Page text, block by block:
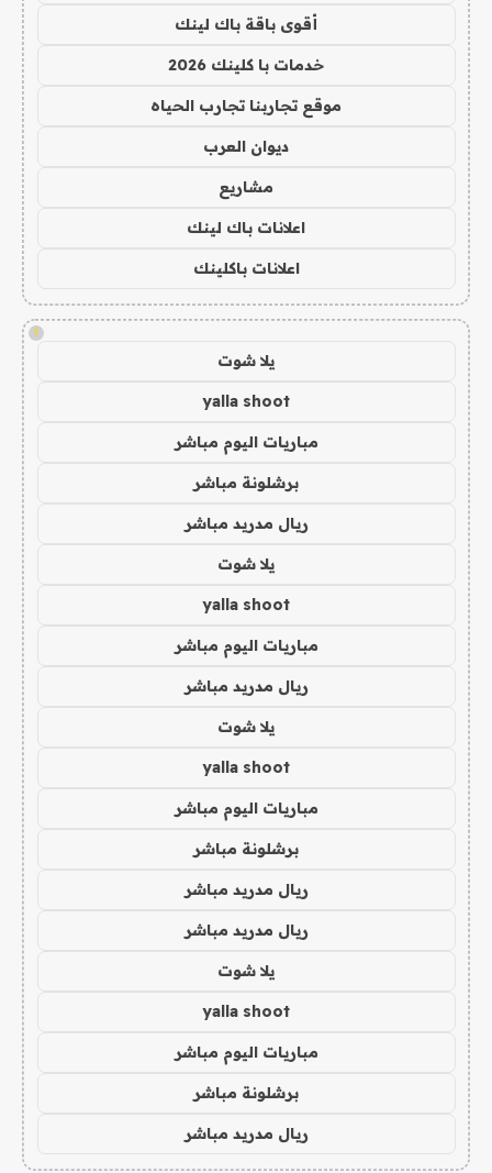
أقوى باقة باك لينك
خدمات با كلينك 2026
موقع تجاربنا تجارب الحياه
ديوان العرب
مشاريع
اعلانات باك لينك
اعلانات باكلينك
!
يلا شوت
yalla shoot
مباريات اليوم مباشر
برشلونة مباشر
ريال مدريد مباشر
يلا شوت
yalla shoot
مباريات اليوم مباشر
ريال مدريد مباشر
يلا شوت
yalla shoot
مباريات اليوم مباشر
برشلونة مباشر
ريال مدريد مباشر
ريال مدريد مباشر
يلا شوت
yalla shoot
مباريات اليوم مباشر
برشلونة مباشر
ريال مدريد مباشر